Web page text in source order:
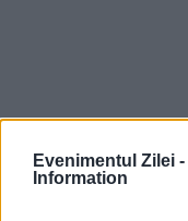
Evenimentul Zilei -
Information